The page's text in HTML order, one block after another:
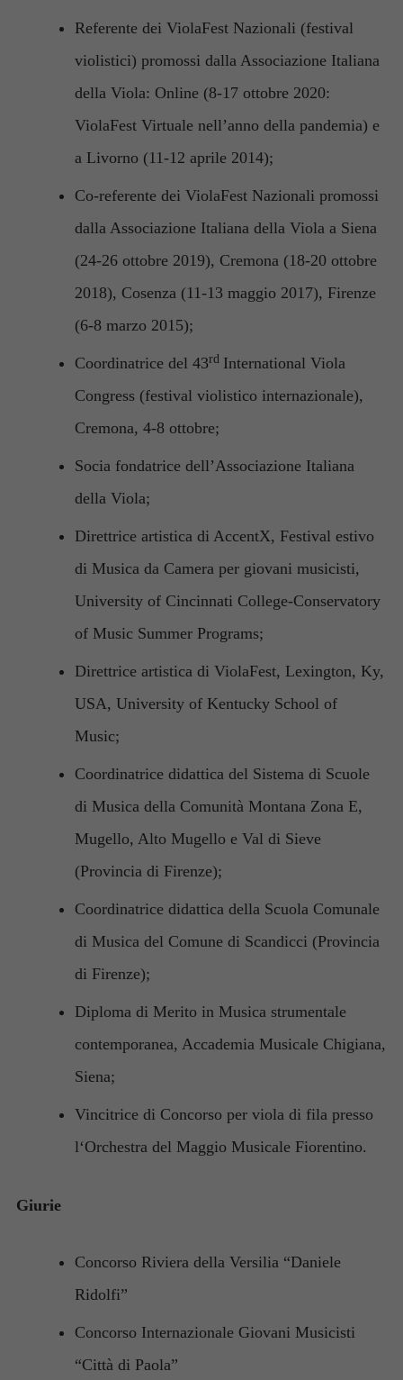
Referente dei ViolaFest Nazionali (festival
violistici) promossi dalla Associazione Italiana
della Viola: Online (8-17 ottobre 2020:
ViolaFest Virtuale nell’anno della pandemia) e
a Livorno (11-12 aprile 2014);
Co-referente dei ViolaFest Nazionali promossi
dalla Associazione Italiana della Viola a Siena
(24-26 ottobre 2019), Cremona (18-20 ottobre
2018), Cosenza (11-13 maggio 2017), Firenze
(6-8 marzo 2015);
Coordinatrice del 43rd International Viola
Congress (festival violistico internazionale),
Cremona, 4-8 ottobre;
Socia fondatrice dell’Associazione Italiana
della Viola;
Direttrice artistica di AccentX, Festival estivo
di Musica da Camera per giovani musicisti,
University of Cincinnati College-Conservatory
of Music Summer Programs;
Direttrice artistica di ViolaFest, Lexington, Ky,
USA, University of Kentucky School of
Music;
Coordinatrice didattica del Sistema di Scuole
di Musica della Comunità Montana Zona E,
Mugello, Alto Mugello e Val di Sieve
(Provincia di Firenze);
Coordinatrice didattica della Scuola Comunale
di Musica del Comune di Scandicci (Provincia
di Firenze);
Diploma di Merito in Musica strumentale
contemporanea, Accademia Musicale Chigiana,
Siena;
Vincitrice di Concorso per viola di fila presso
l‘Orchestra del Maggio Musicale Fiorentino.
Giurie
Concorso Riviera della Versilia “Daniele
Ridolfi”
Concorso Internazionale Giovani Musicisti
“Città di Paola”